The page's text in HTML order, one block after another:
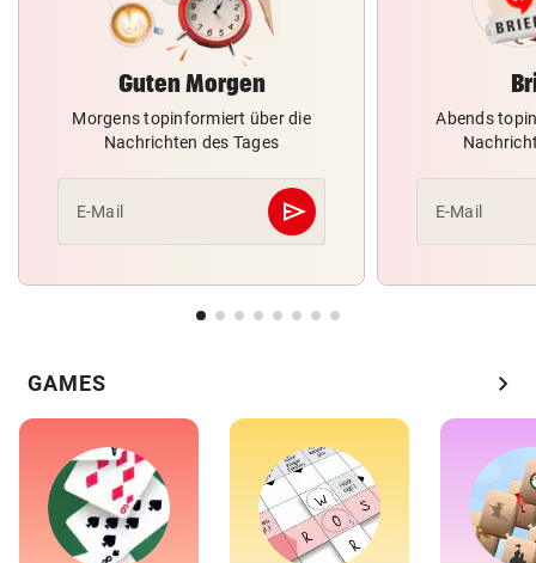
Guten Morgen
Morgens topinformiert über die
Nachrichten des Tages
E-Mail send
Abschicken
Abends
E-Mail
GAMES chevron_right